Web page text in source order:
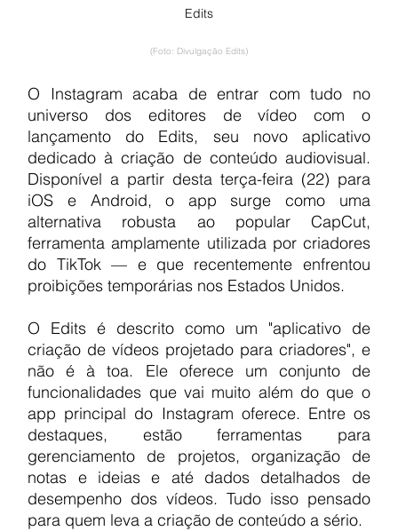
Edits
(Foto: Divulgação Edits)
O Instagram acaba de entrar com tudo no
universo dos editores de vídeo com o
lançamento do Edits, seu novo aplicativo
dedicado à criação de conteúdo audiovisual.
Disponível a partir desta terça-feira (22) para
iOS e Android, o app surge como uma
alternativa robusta ao popular CapCut,
ferramenta amplamente utilizada por criadores
do TikTok — e que recentemente enfrentou
proibições temporárias nos Estados Unidos.
O Edits é descrito como um "aplicativo de
criação de vídeos projetado para criadores", e
não é à toa. Ele oferece um conjunto de
funcionalidades que vai muito além do que o
app principal do Instagram oferece. Entre os
destaques, estão ferramentas para
gerenciamento de projetos, organização de
notas e ideias e até dados detalhados de
desempenho dos vídeos. Tudo isso pensado
para quem leva a criação de conteúdo a sério.